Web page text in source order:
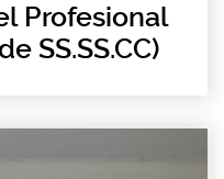
Profesional
SS.SS.CC)